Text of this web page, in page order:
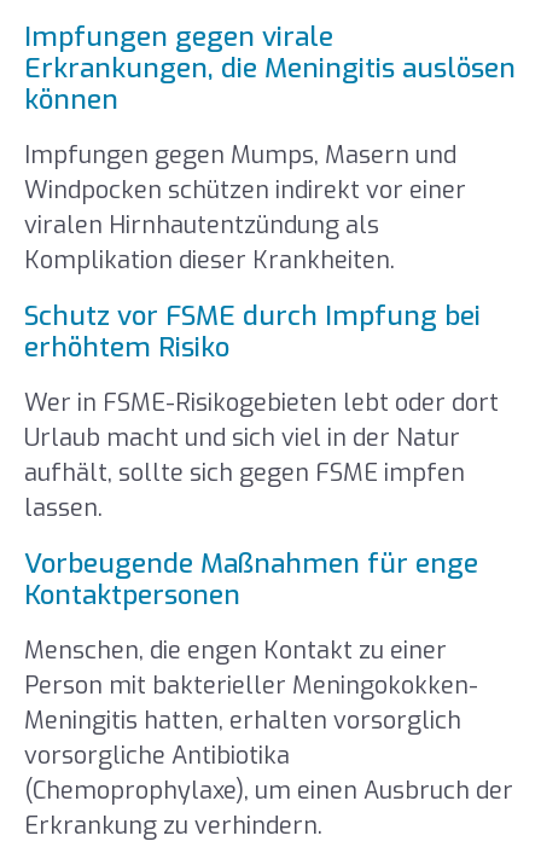
Impfungen gegen virale
Erkrankungen, die Meningitis auslösen
können
Impfungen gegen Mumps, Masern und
Windpocken schützen indirekt vor einer
viralen Hirnhautentzündung als
Komplikation dieser Krankheiten.
Schutz vor FSME durch Impfung bei
erhöhtem Risiko
Wer in FSME-Risikogebieten lebt oder dort
Urlaub macht und sich viel in der Natur
aufhält, sollte sich gegen FSME impfen
lassen.
Vorbeugende Maßnahmen für enge
Kontaktpersonen
Menschen, die engen Kontakt zu einer
Person mit bakterieller Meningokokken-
Meningitis hatten, erhalten vorsorglich
vorsorgliche Antibiotika
(Chemoprophylaxe), um einen Ausbruch der
Erkrankung zu verhindern.